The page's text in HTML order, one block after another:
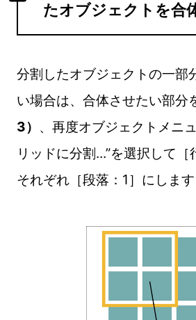
たオブジェクトを合
分割したオブジェクトの一部
い場合は、合体させたい部分
3） 、再度オブジェクトメニ
リッドに分割...”を選択して［
それぞれ［段落：1］にします